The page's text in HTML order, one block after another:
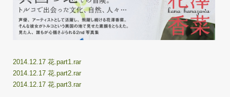
2014.12.17 花.part1.rar
2014.12.17 花.part2.rar
2014.12.17 花.part3.rar